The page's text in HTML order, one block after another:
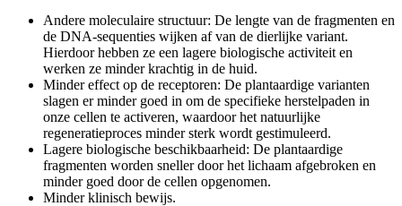
Andere moleculaire structuur: De lengte van de fragmenten en
de DNA-sequenties wijken af van de dierlijke variant.
Hierdoor hebben ze een lagere biologische activiteit en
werken ze minder krachtig in de huid.
Minder effect op de receptoren: De plantaardige varianten
slagen er minder goed in om de specifieke herstelpaden in
onze cellen te activeren, waardoor het natuurlijke
regeneratieproces minder sterk wordt gestimuleerd.
Lagere biologische beschikbaarheid: De plantaardige
fragmenten worden sneller door het lichaam afgebroken en
minder goed door de cellen opgenomen.
Minder klinisch bewijs.